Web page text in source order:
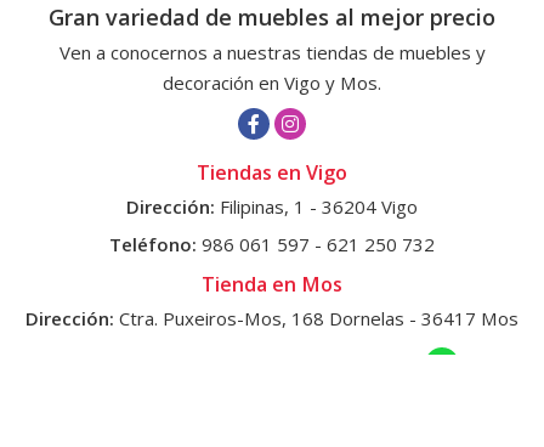
Gran variedad de muebles al mejor precio
Ven a conocernos a nuestras tiendas de muebles y
decoración en Vigo y Mos.
Tiendas en Vigo
Dirección: Filipinas, 1 - 36204 Vigo
Teléfono: 986 061 597 - 621 250 732
Tienda en Mos
Dirección: Ctra. Puxeiros-Mos, 168 Dornelas - 36417 Mos